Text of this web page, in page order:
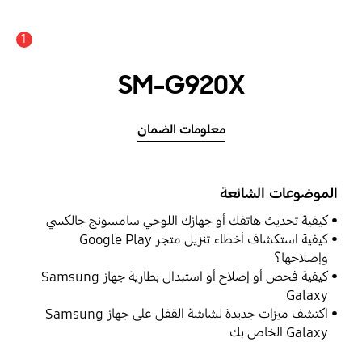
1
SM-G920X
معلومات الضمان
الموضوعات الشائعة
كيفية تحديث هاتفك أو جهازك اللوحي سامسونج جالكسي
كيفية استكشاف أخطاء تنزيل متجر Google Play
وإصلاحها؟
كيفية فحص أو إصلاح أو استبدال بطارية جهاز Samsung
Galaxy
اكتشف ميزات جديدة لشاشة القفل على جهاز Samsung
Galaxy الخاص بك